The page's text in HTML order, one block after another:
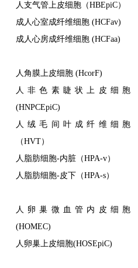
人支气管上皮细胞（HBEpiC）
成人心室成纤维细胞 (HCFav)
成人心房成纤维细胞 (HCFaa)
人角膜上皮细胞 (HcorF)
人非色素睫状上皮细胞
(HNPCEpiC)
人绒毛间叶成纤维细胞
（HVT）
人脂肪细胞-内脏（HPA-v）
人脂肪细胞-皮下（HPA-s）
人卵巢微血管内皮细胞
(HOMEC)
人卵巢上皮细胞(HOSEpiC)